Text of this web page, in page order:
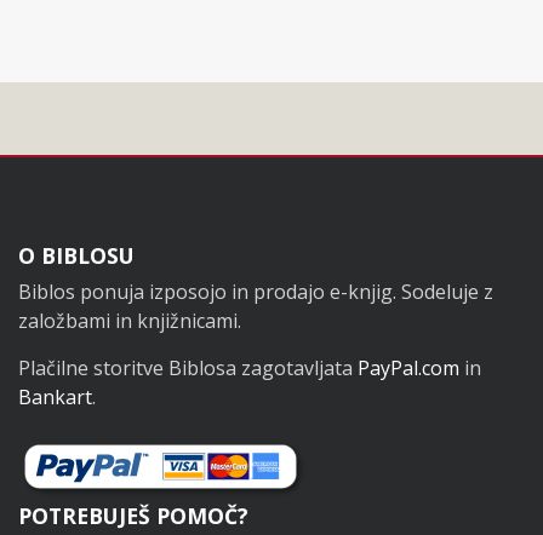
Noga
O BIBLOSU
Biblos ponuja izposojo in prodajo e-knjig. Sodeluje z
založbami in knjižnicami.
Plačilne storitve Biblosa zagotavljata PayPal.com in
Bankart.
POTREBUJEŠ POMOČ?